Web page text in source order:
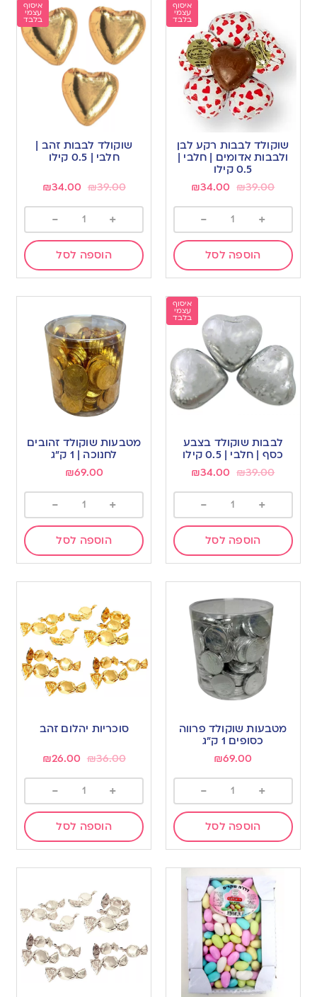
איסוף
עצמי
בלבד
שוקולד לבבות רקע לבן
ולבבות אדומים | חלבי |
0.5 קילו
₪39.00
₪34.00
+
-
הוספה לסל
איסוף
עצמי
בלבד
שוקולד לבבות זהב |
חלבי | 0.5 קילו
₪39.00
₪34.00
+
-
הוספה לסל
איסוף
עצמי
בלבד
לבבות שוקולד בצבע
כסף | חלבי | 0.5 קילו
₪39.00
₪34.00
+
-
הוספה לסל
מטבעות שוקולד זהובים
לחנוכה | 1 ק”ג
₪69.00
+
-
הוספה לסל
מטבעות שוקולד פרווה
כסופים 1 ק”ג
₪69.00
+
-
הוספה לסל
סוכריות יהלום זהב
₪36.00
₪26.00
+
-
הוספה לסל